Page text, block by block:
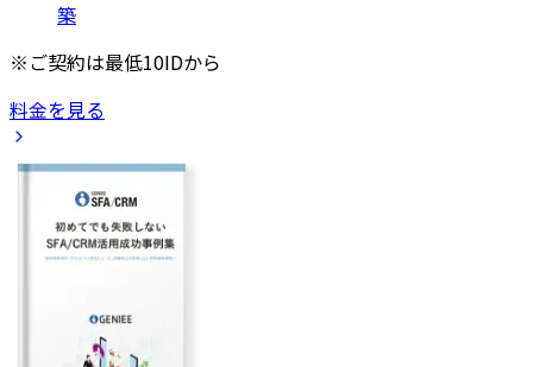
築
※ご契約は最低10IDから
料金を見る